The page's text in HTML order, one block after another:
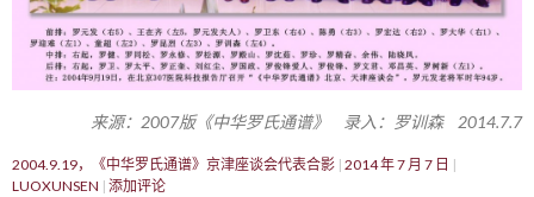
来源：2007版《中华罗氏通谱》 录入：罗训森 2014.7.7
2004.9.19，《中华罗氏通谱》京津座谈会代表合影 2014 年 7 月 7 日
LUOXUNSEN 添加评论